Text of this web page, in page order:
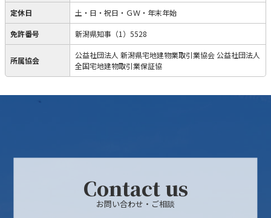
定休日 土・日・祝日・ＧＷ・年末年始
免許番号 新潟県知事（1）5528
所属協会
公益社団法人 新潟県宅地建物業取引業協会 公益社団法人
全国宅地建物取引業保証協
Contact us
お問い合わせ・ご相談